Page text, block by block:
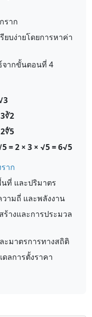
ราก
บง่ายโดยการหาค่า
ากขั้นตอนที่ 4
= 2 × 3 × √5 = 6√5
าก
ที่ และปริมาตร
ามถี่ และพลังงาน
ร้างและการประมวล
ะมาตรการทางสถิติ
ลการตั้งราคา